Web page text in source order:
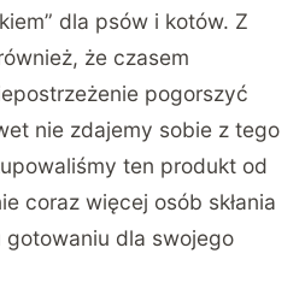
dla psów i kotów. Z
że czasem
pogorszyć
nie zdajemy sobie z tego
ten produkt od
coraz więcej osób skłania
gotowaniu dla swojego